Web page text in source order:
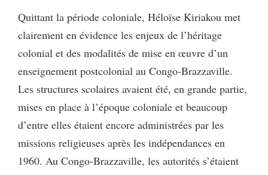
Quittant la période coloniale, Héloïse Kiriakou met
clairement en évidence les enjeux de l’héritage
colonial et des modalités de mise en œuvre d’un
enseignement postcolonial au Congo-Brazzaville.
Les structures scolaires avaient été, en grande partie,
mises en place à l’époque coloniale et beaucoup
d’entre elles étaient encore administrées par les
missions religieuses après les indépendances en
1960. Au Congo-Brazzaville, les autorités s’étaient